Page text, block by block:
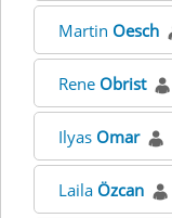
Martin Oesch
Rene Obrist
Ilyas Omar
Laila Özcan